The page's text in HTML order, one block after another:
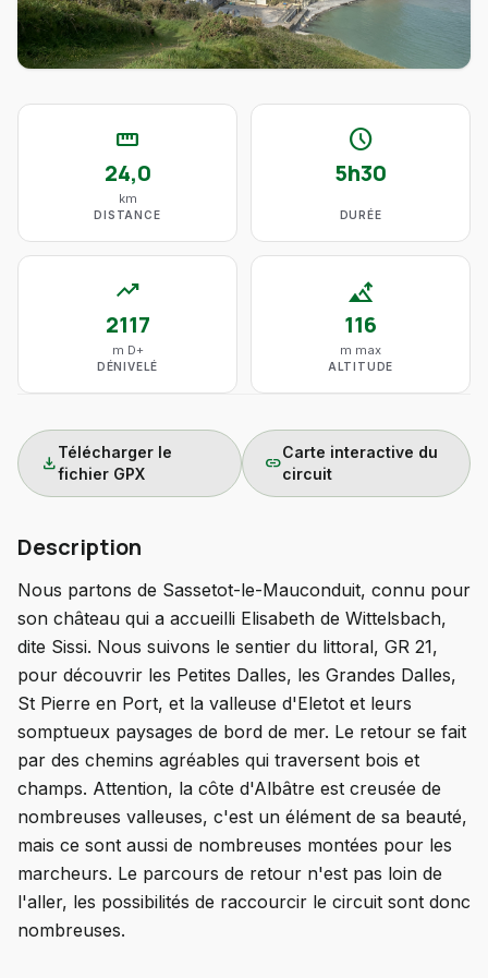
straighten
24,0
km
DISTANCE
schedule
5h30
DURÉE
trending_up
2117
m D+
DÉNIVELÉ
altitude
116
m max
ALTITUDE
download
Télécharger le
fichier GPX
link
Carte interactive du
circuit
Description
Nous partons de Sassetot-le-Mauconduit, connu pour
son château qui a accueilli Elisabeth de Wittelsbach,
dite Sissi. Nous suivons le sentier du littoral, GR 21,
pour découvrir les Petites Dalles, les Grandes Dalles,
St Pierre en Port, et la valleuse d'Eletot et leurs
somptueux paysages de bord de mer. Le retour se fait
par des chemins agréables qui traversent bois et
champs. Attention, la côte d'Albâtre est creusée de
nombreuses valleuses, c'est un élément de sa beauté,
mais ce sont aussi de nombreuses montées pour les
marcheurs. Le parcours de retour n'est pas loin de
l'aller, les possibilités de raccourcir le circuit sont donc
nombreuses.